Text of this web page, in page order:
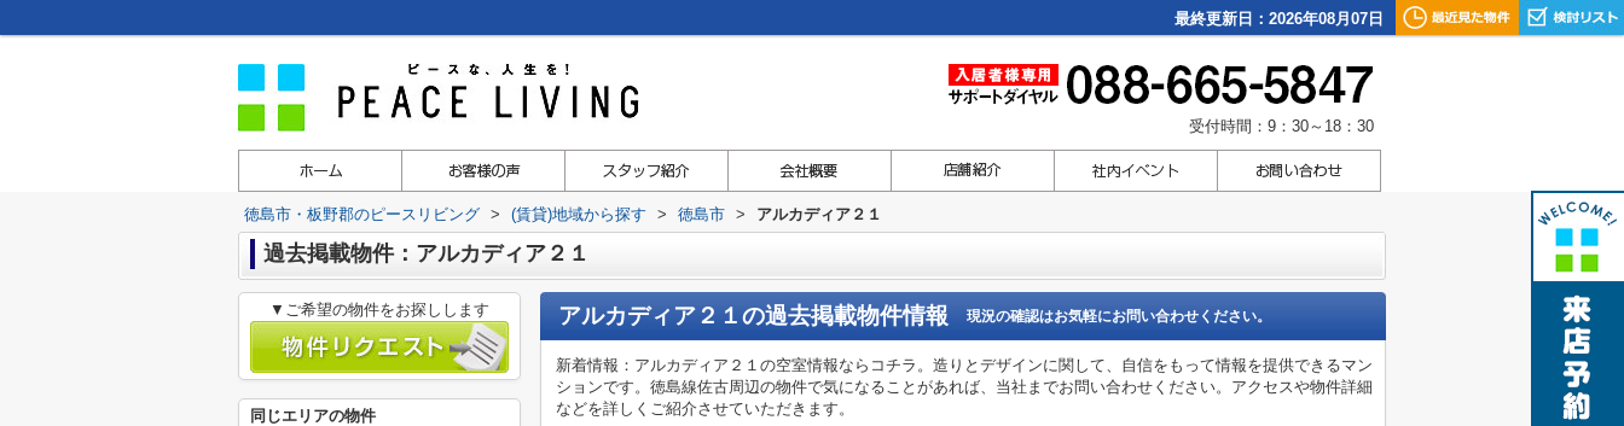
最終更新日：2026年08月07日
受付時間：9：30～18：30
徳島市・板野郡のピースリビング > (賃貸)地域から探す > 徳島市 > アルカディア２１
過去掲載物件：アルカディア２１
アルカディア２１の過去掲載物件情報 現況の確認はお気軽にお問い合わせください。
新着情報：アルカディア２１の空室情報ならコチラ。造りとデザインに関して、自信をもって情報を提供できるマン
ションです。徳島線佐古周辺の物件で気になることがあれば、当社までお問い合わせください。アクセスや物件詳細
などを詳しくご紹介させていただきます。
▼ご希望の物件をお探しします
同じエリアの物件